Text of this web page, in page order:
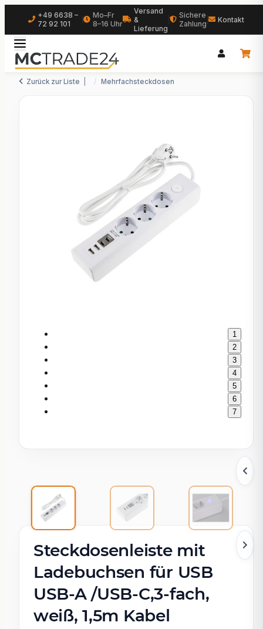
+49 6638 –
72 92 101
Mo–Fr
8–16 Uhr
Versand
&
Lieferung
Sichere
Zahlung
Kontakt
Zurück zur Liste Mehrfachsteckdosen
1
2
3
4
5
6
7
Steckdosenleiste mit
Ladebuchsen für USB
USB-A /USB-C,3-fach,
weiß, 1,5m Kabel